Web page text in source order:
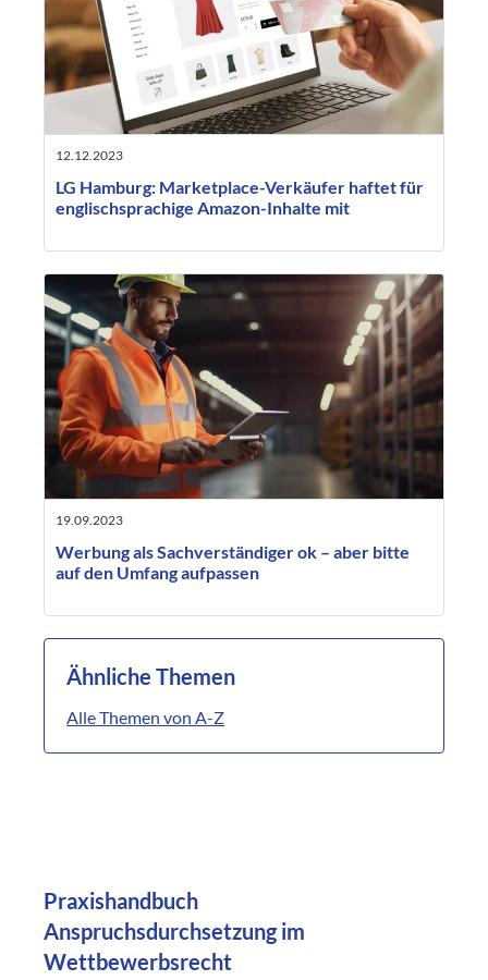
12.12.2023
LG Hamburg: Marketplace-Verkäufer haftet für
englischsprachige Amazon-Inhalte mit
19.09.2023
Werbung als Sachverständiger ok – aber bitte
auf den Umfang aufpassen
Ähnliche Themen
Alle Themen von A-Z
Praxishandbuch
Anspruchsdurchsetzung im
Wettbewerbsrecht